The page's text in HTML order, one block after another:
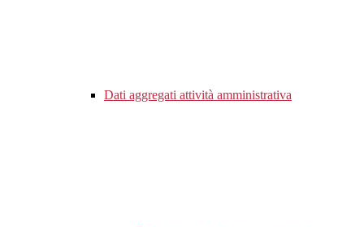
Dati aggregati attività amministrativa